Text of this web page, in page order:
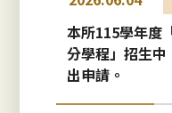
本所115學年度
分學程」招生
出申請。